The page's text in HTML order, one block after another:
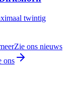
twintig
Zie ons nieuws
ons